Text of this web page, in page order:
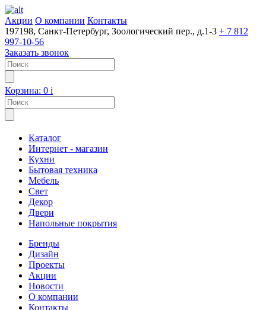
Акции О компании Контакты
197198, Санкт-Петербург, Зоологический пер., д.1-3 + 7 812
997-10-56
Заказать звонок
Корзина: 0 i
Каталог
Интернет - магазин
Кухни
Бытовая техника
Мебель
Свет
Декор
Двери
Напольные покрытия
Бренды
Дизайн
Проекты
Акции
Новости
О компании
Контакты